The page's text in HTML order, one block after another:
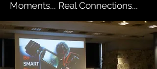
Moments... Real Connections...